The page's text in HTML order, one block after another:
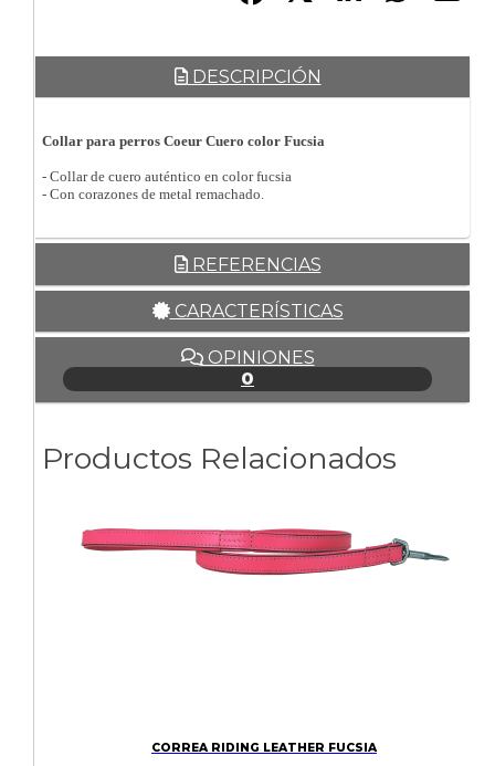
DESCRIPCIÓN
Collar para perros Coeur Cuero color Fucsia
- Collar de cuero auténtico en color fucsia
- Con corazones de metal remachado.
REFERENCIAS
CARACTERÍSTICAS
OPINIONES
0
Productos Relacionados
CORREA RIDING LEATHER FUCSIA